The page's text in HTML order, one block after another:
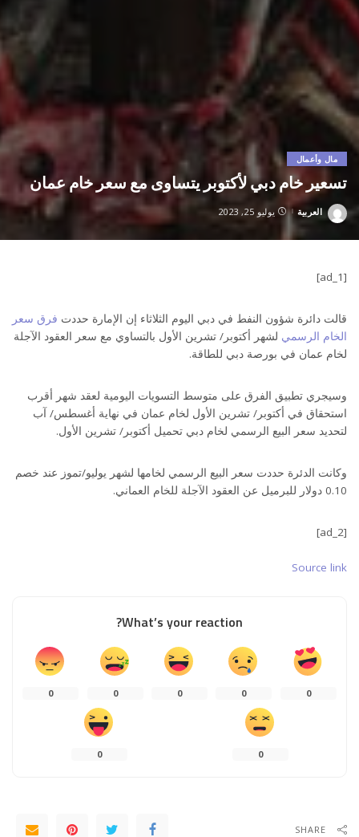
مال وأعمال
تسعير خام دبي لأكتوبر يتساوى مع سعر خام عمان
Posted
العربية يوليو 25, 2023
[ad_1]
قالت دائرة شؤون النفط في دبي اليوم الثلاثاء إن الإمارة حددت فرق سعر
الخام الرسمي لشهر أكتوبر/ تشرين الأول بالتساوي مع سعر العقود الآجلة
لخام عمان في بورصة دبي للطاقة.
وسيجري تطبيق الفرق على متوسط التسويات اليومية لعقد شهر أقرب
استحقاق في أكتوبر/ تشرين الأول لخام عمان في نهاية أغسطس/ آب
لتحديد سعر البيع الرسمي لخام دبي تحميل أكتوبر/ تشرين الأول.
وكانت الدئرة حددت سعر البيع الرسمي لخامها لشهر يوليو/تموز عند خصم
0.10 دولار للبرميل عن العقود الآجلة للخام العماني.
[ad_2]
Source link
What’s your reaction?
0
0
0
0
0
0
0
SHARE